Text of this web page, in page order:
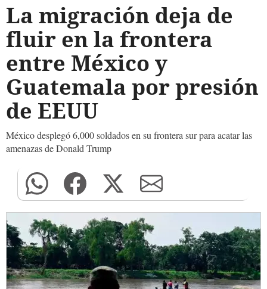
La migración deja de
fluir en la frontera
entre México y
Guatemala por presión
de EEUU
México desplegó 6,000 soldados en su frontera sur para acatar las
amenazas de Donald Trump